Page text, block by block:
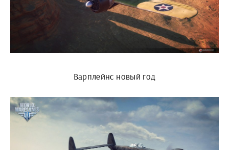
Варплейнс новый год